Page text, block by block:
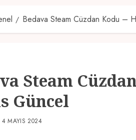
Bedava Steam Cüzdan Kodu –
Steam
Güncel
4 MAYIS 2024